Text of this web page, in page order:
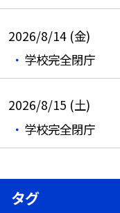
2026/8/14 (金)
学校完全閉庁
2026/8/15 (土)
学校完全閉庁
タグ